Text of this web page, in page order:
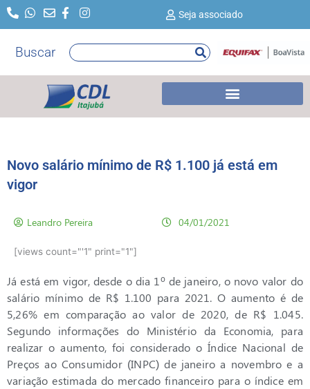
para
conteúdo
Seja associado
Buscar Pesquisar
Novo salário mínimo de R$ 1.100 já está em
vigor
Leandro Pereira
[views count="'1" print="1"]
04/01/2021
Já está em vigor, desde o dia 1º de janeiro, o novo valor do
salário mínimo de R$ 1.100 para 2021. O aumento é de
5,26% em comparação ao valor de 2020, de R$ 1.045.
Segundo informações do Ministério da Economia, para
realizar o aumento, foi considerado o Índice Nacional de
Preços ao Consumidor (INPC) de janeiro a novembro e a
variação estimada do mercado financeiro para o índice em